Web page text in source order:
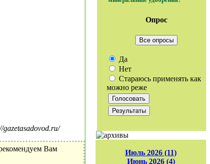
Вам
Опрос
Все опросы
Да
Нет
Стараюсь применять как
можно реже
Июль 2026 (11)
Июнь 2026 (4)